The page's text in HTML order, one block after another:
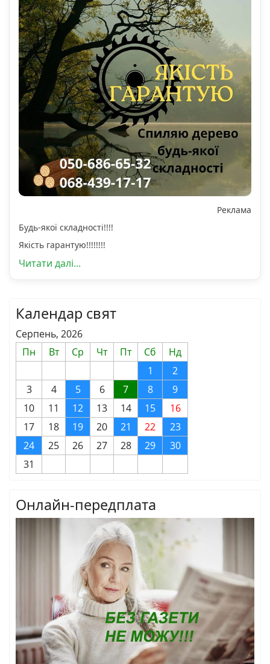
Реклама
Будь-якої складності!!!!
Якість гарантую!!!!!!!!
Читати далі...
Календар свят
Серпень, 2026
Пн
Вт Ср Чт Пт Сб
Нд
1
2
3
4 5 6 7 8
9
10
11 12 13 14 15
16
17
18 19 20 21 22
23
24
25 26 27 28 29
30
31
Онлайн-передплата